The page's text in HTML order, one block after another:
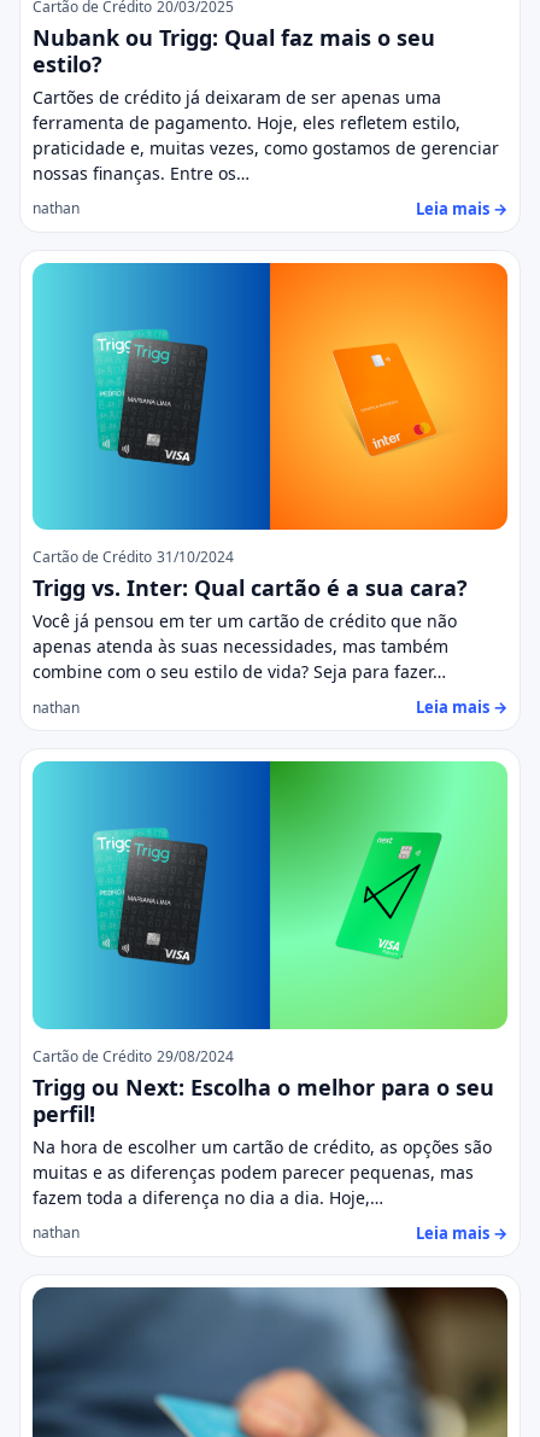
Cartão de Crédito 20/03/2025
Nubank ou Trigg: Qual faz mais o seu
estilo?
Cartões de crédito já deixaram de ser apenas uma
ferramenta de pagamento. Hoje, eles refletem estilo,
praticidade e, muitas vezes, como gostamos de gerenciar
nossas finanças. Entre os…
nathan Leia mais →
Cartão de Crédito 31/10/2024
Trigg vs. Inter: Qual cartão é a sua cara?
Você já pensou em ter um cartão de crédito que não
apenas atenda às suas necessidades, mas também
combine com o seu estilo de vida? Seja para fazer…
nathan Leia mais →
Cartão de Crédito 29/08/2024
Trigg ou Next: Escolha o melhor para o seu
perfil!
Na hora de escolher um cartão de crédito, as opções são
muitas e as diferenças podem parecer pequenas, mas
fazem toda a diferença no dia a dia. Hoje,…
nathan Leia mais →